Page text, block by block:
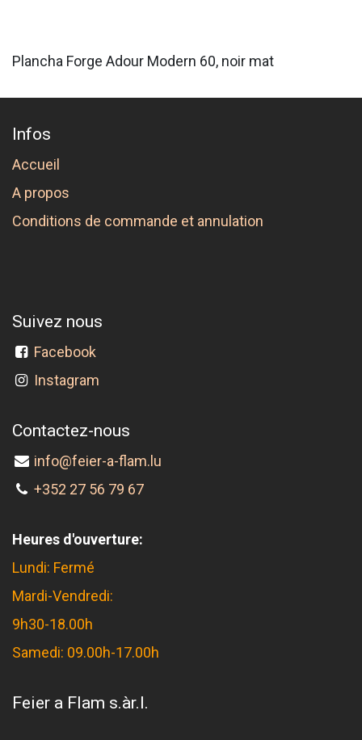
Plancha Forge Adour Modern 60, noir mat
Infos
Accueil
A propos
Conditions de commande et annulation
Suivez nous
Facebook
Instagram
Contactez-nous
info@feier-a-flam.lu
+352 27 56 79 67
Heures d'ouverture:
Lundi: Fermé
Mardi-Vendredi:
9h30-18.00h
Samedi: 09.00h-17.00h
Feier a Flam s.àr.l.